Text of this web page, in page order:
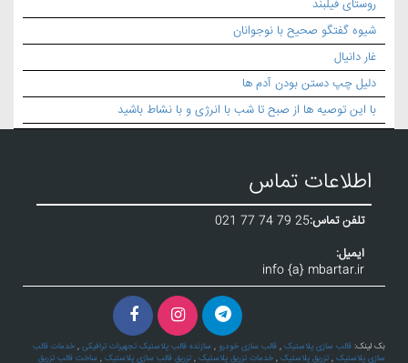
روستای فیلبند
شیوه گفتگو صحیح با نوجوانان
غار دانیال
دلیل چپ دستن بودن آدم ها
با این توصیه ها از صبح تا شب با انرژی و با نشاط باشید
اطلاعات تماس
تلفن تماس:021 77 74 79 25
ایمیل:
info {a} mbartar.ir
بک لینک: قالب سازی پلاستیک , قالب سازی خودرو , سازنده قالب پلاستیک تجهیزات ترافیکی , خدمات قالب
سازی پلاستیک , تزریق پلاستیک , خدمات تزریق پلاستیک , تزریق قالب سازی پلاستیک , ساخت قالب تزریق